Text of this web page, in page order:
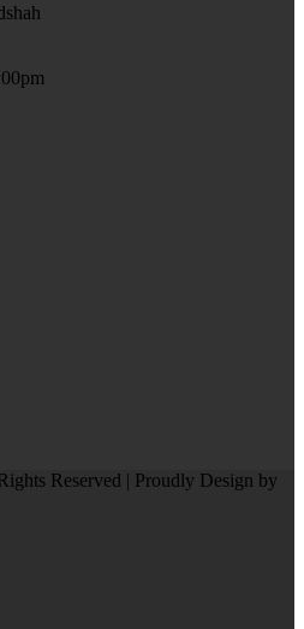
Reserved | Proudly Design by